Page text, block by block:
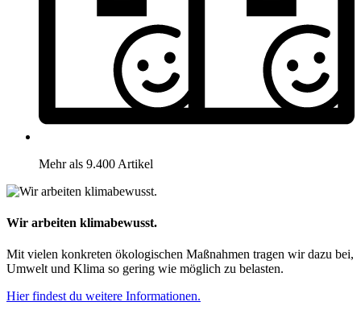
Mehr als 9.400 Artikel
Wir arbeiten klimabewusst.
Mit vielen konkreten ökologischen Maßnahmen tragen wir dazu bei,
Umwelt und Klima so gering wie möglich zu belasten.
Hier findest du weitere Informationen.